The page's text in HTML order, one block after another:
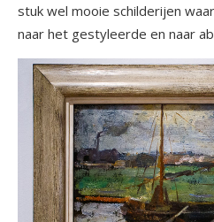
stuk wel mooie schilderijen
naar het gestyleerde en naar